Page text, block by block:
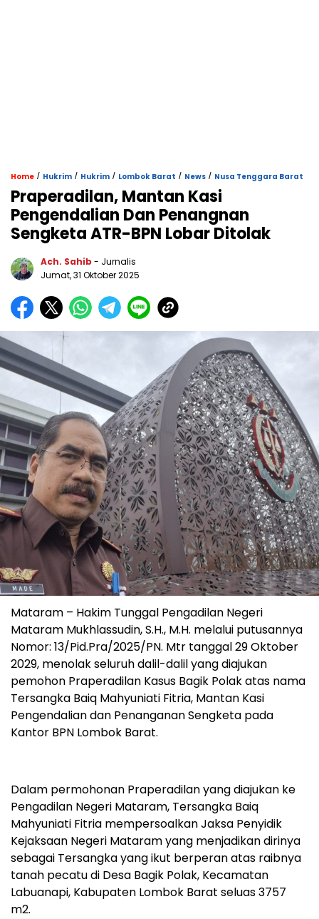
Home / Hukrim / Hukrim / Lombok Barat / News / Nusa Tenggara Barat
Praperadilan, Mantan Kasi
Pengendalian Dan Penangnan
Sengketa ATR-BPN Lobar Ditolak
Ach. Sahib - Jurnalis
Jumat, 31 Oktober 2025
Mataram – Hakim Tunggal Pengadilan Negeri
Mataram Mukhlassudin, S.H., M.H. melalui putusannya
Nomor: 13/Pid.Pra/2025/PN. Mtr tanggal 29 Oktober
2029, menolak seluruh dalil-dalil yang diajukan
pemohon Praperadilan Kasus Bagik Polak atas nama
Tersangka Baiq Mahyuniati Fitria, Mantan Kasi
Pengendalian dan Penanganan Sengketa pada
Kantor BPN Lombok Barat.
Dalam permohonan Praperadilan yang diajukan ke
Pengadilan Negeri Mataram, Tersangka Baiq
Mahyuniati Fitria mempersoalkan Jaksa Penyidik
Kejaksaan Negeri Mataram yang menjadikan dirinya
sebagai Tersangka yang ikut berperan atas raibnya
tanah pecatu di Desa Bagik Polak, Kecamatan
Labuanapi, Kabupaten Lombok Barat seluas 3757
m2.